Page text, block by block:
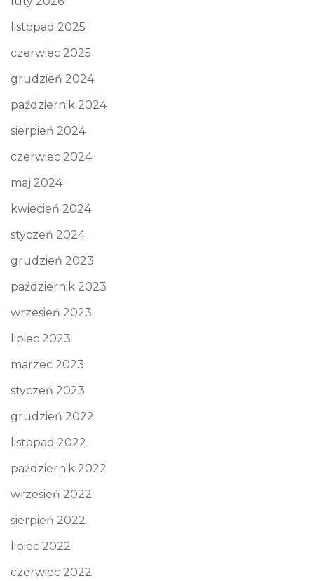
listopad 2025
czerwiec 2025
grudzień 2024
październik 2024
sierpień 2024
czerwiec 2024
maj 2024
kwiecień 2024
styczeń 2024
grudzień 2023
październik 2023
wrzesień 2023
lipiec 2023
marzec 2023
styczeń 2023
grudzień 2022
listopad 2022
październik 2022
wrzesień 2022
sierpień 2022
lipiec 2022
czerwiec 2022